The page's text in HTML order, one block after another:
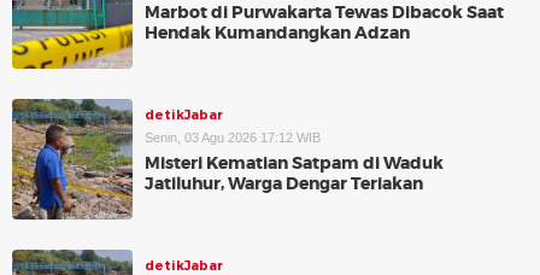
Marbot di Purwakarta Tewas Dibacok Saat
Hendak Kumandangkan Adzan
detikJabar
Senin, 03 Agu 2026 17:12 WIB
Misteri Kematian Satpam di Waduk
Jatiluhur, Warga Dengar Teriakan
detikJabar